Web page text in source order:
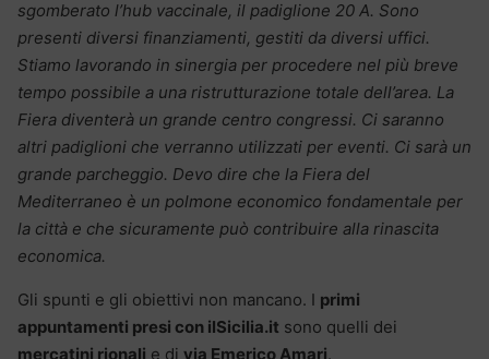
sgomberato l’hub vaccinale, il padiglione 20 A. Sono
presenti diversi finanziamenti, gestiti da diversi uffici.
Stiamo lavorando in sinergia per procedere nel più breve
tempo possibile a una ristrutturazione totale dell’area. La
Fiera diventerà un grande centro congressi. Ci saranno
altri padiglioni che verranno utilizzati per eventi. Ci sarà un
grande parcheggio. Devo dire che la Fiera del
Mediterraneo è un polmone economico fondamentale per
la città e che sicuramente può contribuire alla rinascita
economica.
Gli spunti e gli obiettivi non mancano. I primi
appuntamenti presi con ilSicilia.it sono quelli dei
mercatini rionali e di via Emerico Amari.